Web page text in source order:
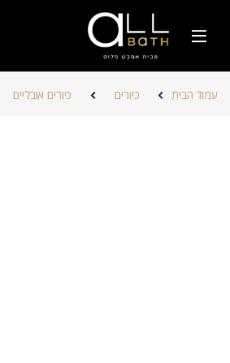
עמוד הבית כיורים כיורים אובליים